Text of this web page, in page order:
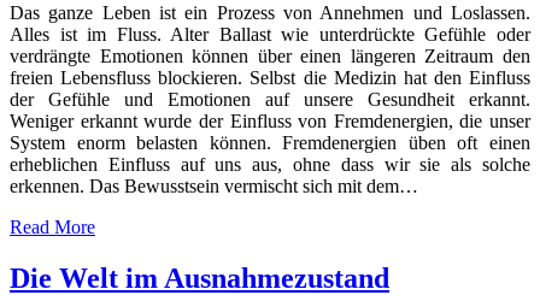
Das ganze Leben ist ein Prozess von Annehmen und Loslassen.
Alles ist im Fluss. Alter Ballast wie unterdrückte Gefühle oder
verdrängte Emotionen können über einen längeren Zeitraum den
freien Lebensfluss blockieren. Selbst die Medizin hat den Einfluss
der Gefühle und Emotionen auf unsere Gesundheit erkannt.
Weniger erkannt wurde der Einfluss von Fremdenergien, die unser
System enorm belasten können. Fremdenergien üben oft einen
erheblichen Einfluss auf uns aus, ohne dass wir sie als solche
erkennen. Das Bewusstsein vermischt sich mit dem…
Read More
Die Welt im Ausnahmezustand